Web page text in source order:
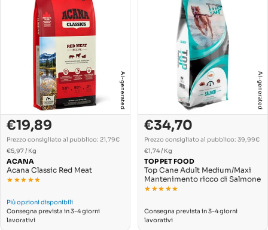
AI-generated
Prezzo
di
vendita
€19,89
normale
Prezzo consigliato al pubblico: 21,79€
PREZZO
UNITARIO
€5,97/ Per
Kg
ACANA
Acana Classic Red Meat
★★★★★
★★★★★
Più opzioni disponibili
Consegna prevista in 3-4 giorni
lavorativi
AI-generated
Prezzo
di
vendita
€34,70
normale
Prezzo consigliato al pubblico: 39,99€
PREZZO
UNITARIO
€1,74/ Per
Kg
TOP PET FOOD
Top Cane Adult Medium/Maxi
Mantenimento ricco di Salmone
★★★★★
★★★★★
Consegna prevista in 3-4 giorni
lavorativi